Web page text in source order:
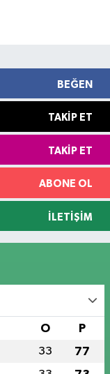
BEĞEN
TAKIP ET
TAKIP ET
ABONE OL
İLETIŞIM
O P
33 77